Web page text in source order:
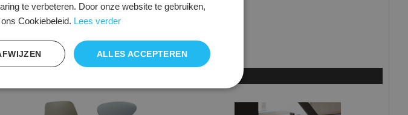
te verbeteren. Door onze website te gebruiken,
Cookiebeleid. Lees verder
ALLES ACCEPTEREN